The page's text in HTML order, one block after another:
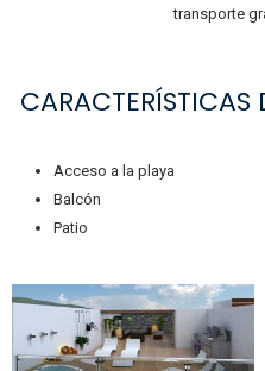
transporte
CARACTERÍSTICAS
Acceso a la playa
Balcón
Patio